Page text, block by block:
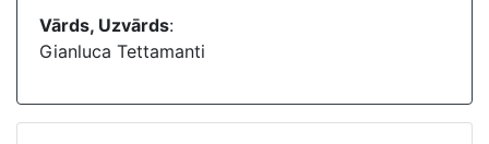
Vārds, Uzvārds:
Gianluca Tettamanti